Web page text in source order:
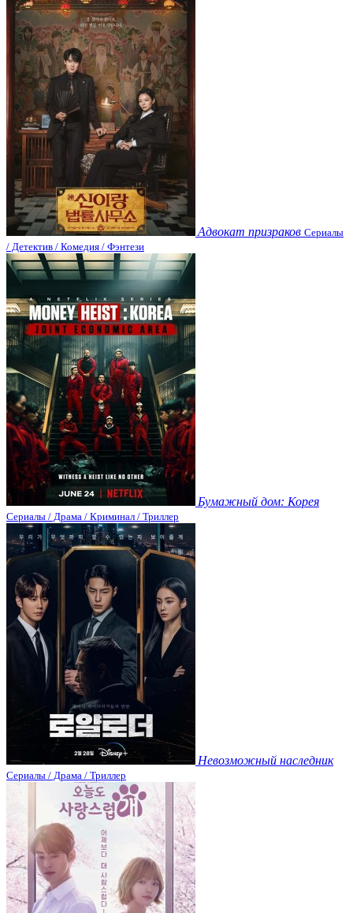
Адвокат призраков Сериалы
/ Детектив / Комедия / Фэнтези
Бумажный дом: Корея
Сериалы / Драма / Криминал / Триллер
Невозможный наследник
Сериалы / Драма / Триллер